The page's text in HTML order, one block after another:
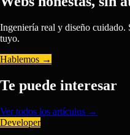
Ingeniería real y diseño cuidado.
tuyo.
Hablemos →
Te puede interesar
Ver todos los artículos →
Developer